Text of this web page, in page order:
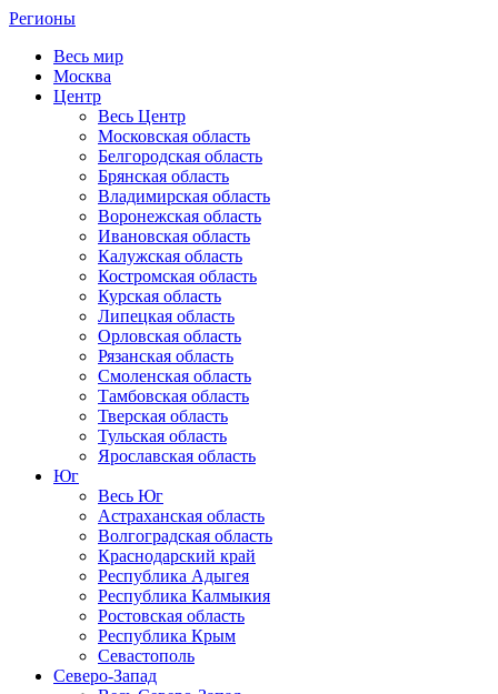
Регионы
Весь мир
Москва
Центр
Весь Центр
Московская область
Белгородская область
Брянская область
Владимирская область
Воронежская область
Ивановская область
Калужская область
Костромская область
Курская область
Липецкая область
Орловская область
Рязанская область
Смоленская область
Тамбовская область
Тверская область
Тульская область
Ярославская область
Юг
Весь Юг
Астраханская область
Волгоградская область
Краснодарский край
Республика Адыгея
Республика Калмыкия
Ростовская область
Республика Крым
Севастополь
Северо-Запад